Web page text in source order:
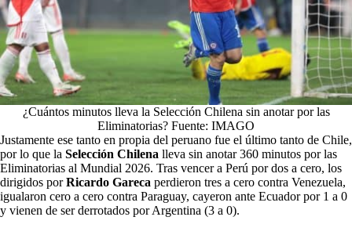
¿Cuántos minutos lleva la Selección Chilena sin anotar por las
Eliminatorias? Fuente: IMAGO
Justamente ese tanto en propia del peruano fue el último tanto de Chile,
por lo que la Selección Chilena lleva sin anotar 360 minutos por las
Eliminatorias al Mundial 2026. Tras vencer a Perú por dos a cero, los
dirigidos porRicardo Gareca perdieron tres a cero contra Venezuela,
igualaron cero a cero contra Paraguay, cayeron ante Ecuador por 1 a 0
y vienen de ser derrotados por Argentina (3 a 0).